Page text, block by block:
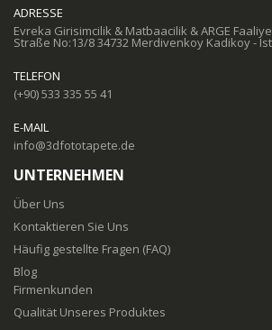
ADRESSE
Evreka Girisimcilik & Matbaacilik & ARGE
Straße No:13/8 34732 Merdivenkoy Kadikoy -
TELEFON
(+90) 533 335 55 41
E-MAIL
info@3dfototapete.de
UNTERNEHMEN
Über Uns
Kontaktieren Sie Uns
Häufig gestellte Fragen (FAQ)
Blog
Firmenkunden
Qualität Unseres Produktes